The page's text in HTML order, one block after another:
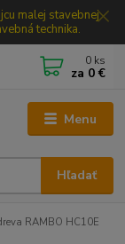
malej stavebnej
technika.
Menu
Hľadať
0 ks
za 0 €
RAMBO HC10E